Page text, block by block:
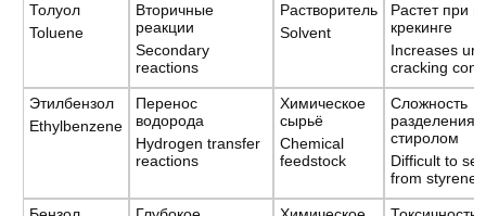
Толуол
Toluene
Вторичные
реакции
Secondary
reactions
Растворитель
Solvent
Растет при
крекинге
Increases
cracking
Этилбензол
Ethylbenzene
Перенос
водорода
Hydrogen transfer
reactions
Химическое
сырьё
Chemical
feedstock
Сложность
разделения
стиролом
Difficult to
from styrene